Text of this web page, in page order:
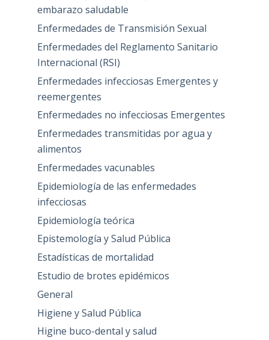
embarazo saludable
Enfermedades de Transmisión Sexual
Enfermedades del Reglamento Sanitario
Internacional (RSI)
Enfermedades infecciosas Emergentes y
reemergentes
Enfermedades no infecciosas Emergentes
Enfermedades transmitidas por agua y
alimentos
Enfermedades vacunables
Epidemiología de las enfermedades
infecciosas
Epidemiología teórica
Epistemología y Salud Pública
Estadísticas de mortalidad
Estudio de brotes epidémicos
General
Higiene y Salud Pública
Higine buco-dental y salud